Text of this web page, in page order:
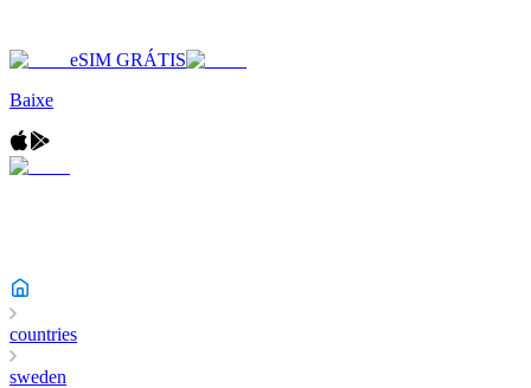
eSIM GRÁTIS
Baixe
countries
sweden